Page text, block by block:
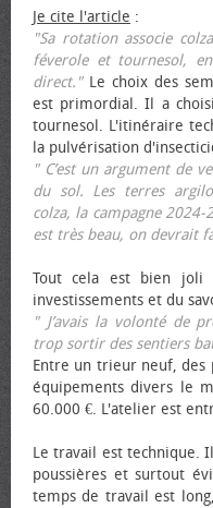
Je cite l'article :
"Sa rotation associe
féverole et tournesol,
direct."Le choix des
est primordial. Il a
tournesol. L'itinéraire
la pulvérisation
" C’est un argument de
du sol. Les terres
colza, la campagne
est très beau, on devrait
Tout cela est bien joli
investissements et du
" J’avais la volonté de
trop sortir des sentiers
Entre un trieur neuf, des
équipements divers le
60.000 €. L'atelier est
Le travail est technique.
poussières et surtout
temps de travail est